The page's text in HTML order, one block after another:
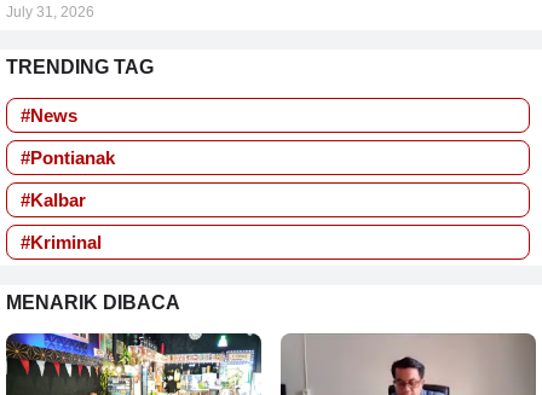
July 31, 2026
TRENDING TAG
#News
#Pontianak
#Kalbar
#Kriminal
MENARIK DIBACA